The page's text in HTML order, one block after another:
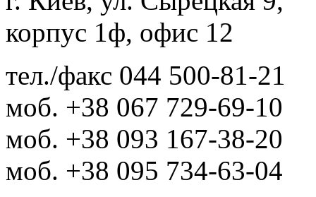
корпус 1ф, офис 12
тел./факс 044 500-81-21
моб. +38 067 729-69-10
моб. +38 093 167-38-20
моб. +38 095 734-63-04